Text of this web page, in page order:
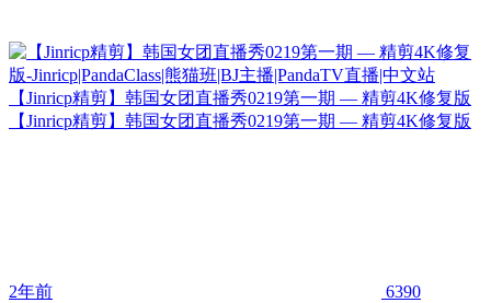
【Jinricp精剪】韩国女团直播秀0219第一期 — 精剪4K修复版
【Jinricp精剪】韩国女团直播秀0219第一期 — 精剪4K修复版
2年前 6390